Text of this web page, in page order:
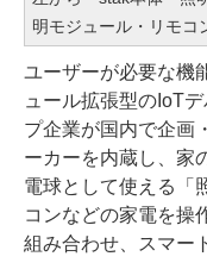
明モジュール・リモコ
ユーザーが必要な機
ュール拡張型のIoT
プ企業が国内で企画
ーカーを内蔵し、家
電球として使える「
コンなどの家電を操
組み合わせ、スマー